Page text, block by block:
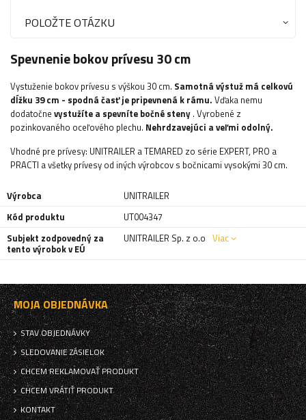
POLOŽTE OTÁZKU
Spevnenie bokov prívesu 30 cm
Vystuženie bokov prívesu s výškou 30 cm. Samotná výstuž má celkovú
dĺžku 39 cm - spodná časť je pripevnená k rámu. Vďaka nemu
dodatočne vystužíte a spevníte bočné steny . Vyrobené z
pozinkovaného oceľového plechu. Nehrdzavejúci a veľmi odolný.
Vhodné pre prívesy: UNITRAILER a TEMARED zo série EXPERT, PRO a
PRACTI a všetky prívesy od iných výrobcov s bočnicami vysokými 30 cm.
Výrobca
UNITRAILER
Kód produktu
UT004347
Subjekt zodpovedný za
tento výrobok v EÚ
UNITRAILER Sp. z o.o Viac
MOJA OBJEDNÁVKA
STAV OBJEDNÁVKY
SLEDOVANIE ZÁSIELOK
CHCEM REKLAMOVAŤ PRODUKT
CHCEM VRÁTIŤ PRODUKT
KONTAKT